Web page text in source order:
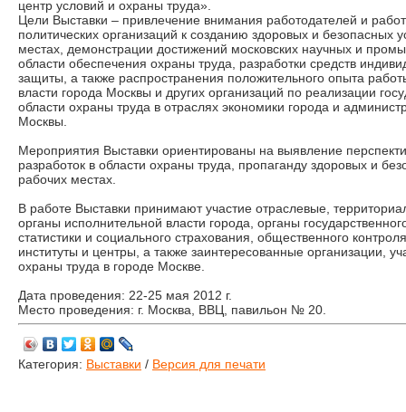
центр условий и охраны труда».
Цели Выставки – привлечение внимания работодателей и
политических организаций к созданию здоровых и безопасных
местах, демонстрации достижений московских научных и
области обеспечения охраны труда, разработки средств
защиты, а также распространения положительного опыта
власти города Москвы и других организаций по реализации
области охраны труда в отраслях экономики города и
Москвы.
Мероприятия Выставки ориентированы на выявление
разработок в области охраны труда, пропаганду здоровых и
рабочих местах.
В работе Выставки принимают участие отраслевые,
органы исполнительной власти города, органы
статистики и социального страхования, общественного
институты и центры, а также заинтересованные организации,
охраны труда в городе Москве.
Дата проведения: 22-25 мая 2012 г.
Место проведения: г. Москва, ВВЦ, павильон № 20.
Категория: Выставки / Версия для печати